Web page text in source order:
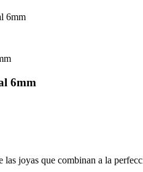
6mm
6mm
joyas que combinan a la